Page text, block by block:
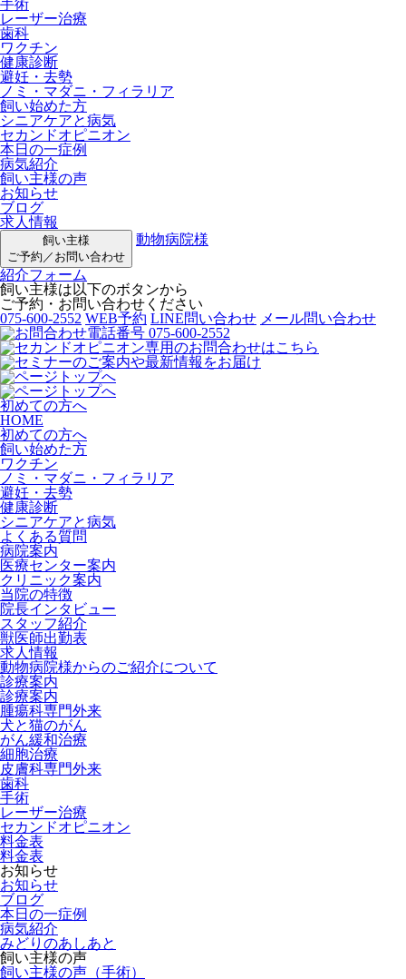
手術
レーザー治療
歯科
ワクチン
健康診断
避妊・去勢
ノミ・マダニ・フィラリア
飼い始めた方
シニアケアと病気
セカンドオピニオン
本日の一症例
病気紹介
飼い主様の声
お知らせ
ブログ
求人情報
飼い主様
ご予約／お問い合わせ
動物病院様
紹介フォーム
飼い主様は以下のボタンから
ご予約・お問い合わせください
075-600-2552 WEB予約 LINE問い合わせ メール問い合わせ
初めての方へ
HOME
初めての方へ
飼い始めた方
ワクチン
ノミ・マダニ・フィラリア
避妊・去勢
健康診断
シニアケアと病気
よくある質問
病院案内
医療センター案内
クリニック案内
当院の特徴
院長インタビュー
スタッフ紹介
獣医師出勤表
求人情報
動物病院様からのご紹介について
診療案内
診療案内
腫瘍科専門外来
犬と猫のがん
がん緩和治療
細胞治療
皮膚科専門外来
歯科
手術
レーザー治療
セカンドオピニオン
料金表
料金表
お知らせ
お知らせ
ブログ
本日の一症例
病気紹介
みどりのあしあと
飼い主様の声
飼い主様の声（手術）